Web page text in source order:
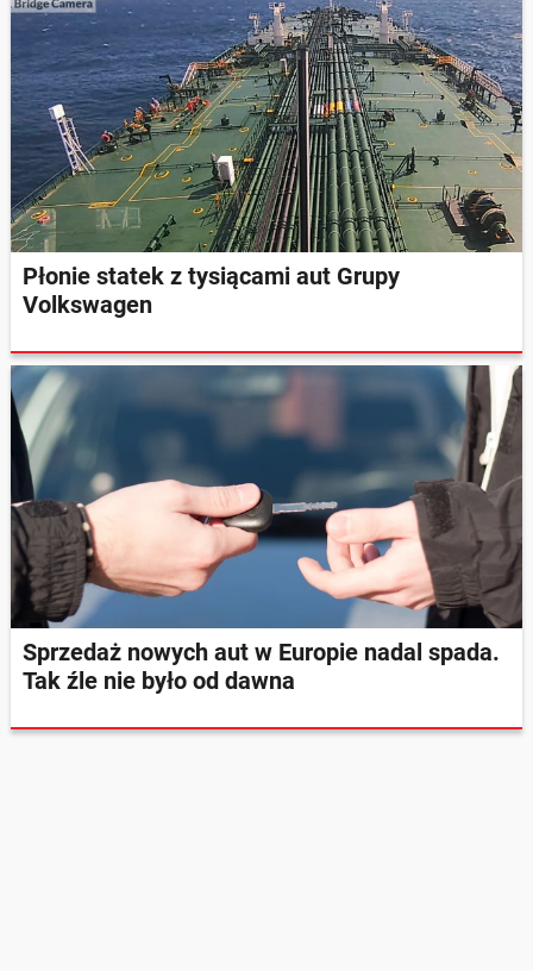
Płonie statek z tysiącami aut Grupy
Volkswagen
Sprzedaż nowych aut w Europie nadal spada.
Tak źle nie było od dawna